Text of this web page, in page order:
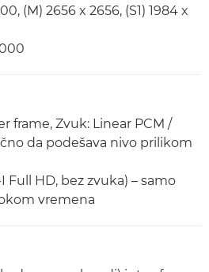
(M) 2656 x 2656, (S1) 1984 x
frame, Zvuk: Linear PCM /
da podešava nivo prilikom
Full HD, bez zvuka) – samo
vremena